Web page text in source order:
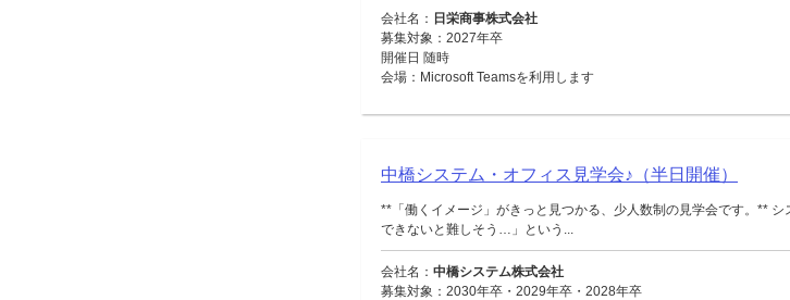
会社名： 日栄商事株式会社
募集対象：2027年卒
開催日 随時
会場：Microsoft Teamsを利用します
中橋システム・オフィス見学会♪（半日開催）
**「働くイメージ」がきっと見つかる、少人数制の見学会です。**
できないと難しそう…」という...
会社名： 中橋システム株式会社
募集対象：2030年卒・2029年卒・2028年卒